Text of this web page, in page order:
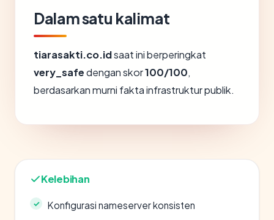
Dalam satu kalimat
tiarasakti.co.idsaat ini berperingkat
very_safedengan skor100/100,
berdasarkan murni fakta infrastruktur publik.
Kelebihan
Konfigurasi nameserver konsisten